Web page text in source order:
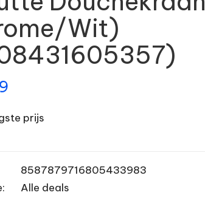
Wit)
prijs
8587879716805433983
Alle deals